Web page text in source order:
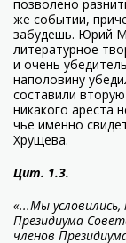
позволено
же событии,
забудешь. Юрий
литературное
и очень
наполовину
составили
никакого ареста
чье именно
Хрущева.
Цит. 1.3.
«...Мы условились,
Президиума
членов